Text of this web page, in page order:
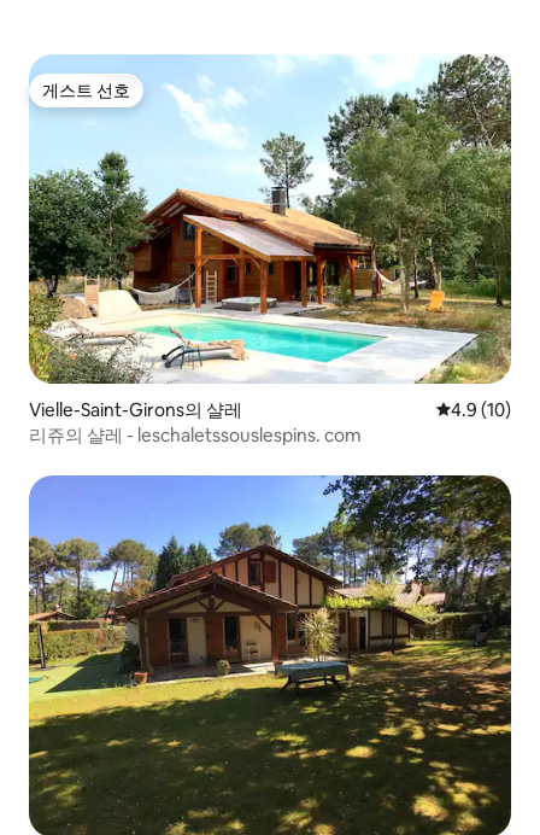
게스트 선호
게스트 선호
Vielle-Saint-Girons의 샬레 평점 4.9점(5
4.9 (10)
리쥬의 샬레 - leschaletssouslespins. com